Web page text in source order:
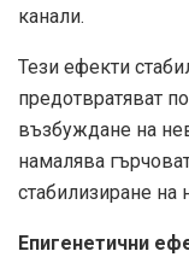
канали.
Тези ефекти
предотвратяват
възбуждане на
намалява
стабилизиране на
Епигенетични